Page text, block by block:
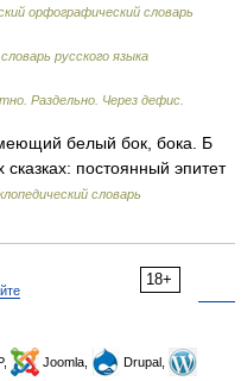
орфографический словарь
русского языка
Раздельно. Через дефис.
белый бок, бока. Б
постоянный эпитет
словарь
18+
Joomla,
Drupal,